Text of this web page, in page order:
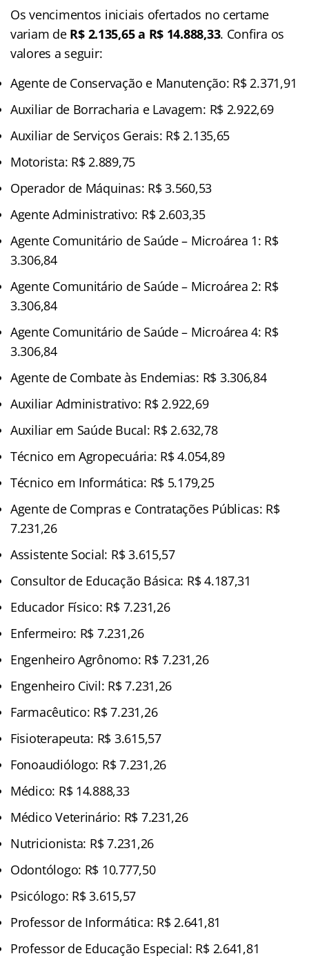
Os vencimentos iniciais ofertados no certame
variam de R$ 2.135,65 a R$ 14.888,33. Confira os
valores a seguir:
Agente de Conservação e Manutenção: R$ 2.371,91
Auxiliar de Borracharia e Lavagem: R$ 2.922,69
Auxiliar de Serviços Gerais: R$ 2.135,65
Motorista: R$ 2.889,75
Operador de Máquinas: R$ 3.560,53
Agente Administrativo: R$ 2.603,35
Agente Comunitário de Saúde – Microárea 1: R$
3.306,84
Agente Comunitário de Saúde – Microárea 2: R$
3.306,84
Agente Comunitário de Saúde – Microárea 4: R$
3.306,84
Agente de Combate às Endemias: R$ 3.306,84
Auxiliar Administrativo: R$ 2.922,69
Auxiliar em Saúde Bucal: R$ 2.632,78
Técnico em Agropecuária: R$ 4.054,89
Técnico em Informática: R$ 5.179,25
Agente de Compras e Contratações Públicas: R$
7.231,26
Assistente Social: R$ 3.615,57
Consultor de Educação Básica: R$ 4.187,31
Educador Físico: R$ 7.231,26
Enfermeiro: R$ 7.231,26
Engenheiro Agrônomo: R$ 7.231,26
Engenheiro Civil: R$ 7.231,26
Farmacêutico: R$ 7.231,26
Fisioterapeuta: R$ 3.615,57
Fonoaudiólogo: R$ 7.231,26
Médico: R$ 14.888,33
Médico Veterinário: R$ 7.231,26
Nutricionista: R$ 7.231,26
Odontólogo: R$ 10.777,50
Psicólogo: R$ 3.615,57
Professor de Informática: R$ 2.641,81
Professor de Educação Especial: R$ 2.641,81